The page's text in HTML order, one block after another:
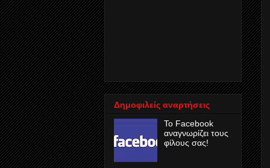
Δημοφιλείς αναρτήσεις
Το Facebook
αναγνωρίζει τους
φίλους σας!